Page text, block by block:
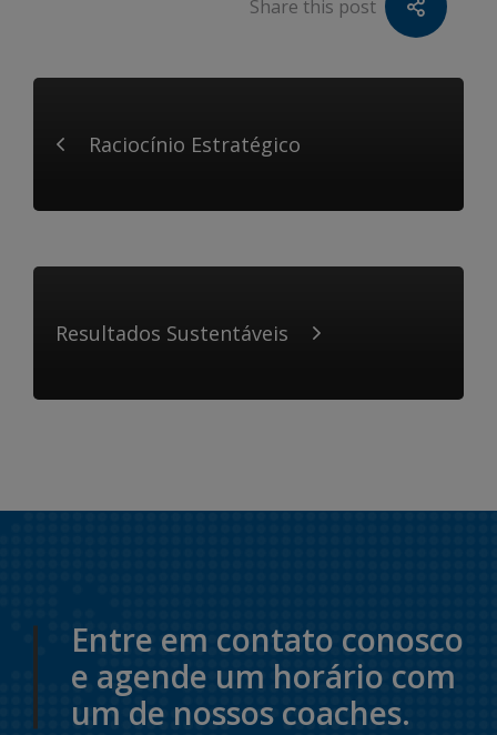
Share this post
Raciocínio Estratégico
Resultados Sustentáveis
Entre em contato conosco
e agende um horário com
um de nossos coaches.